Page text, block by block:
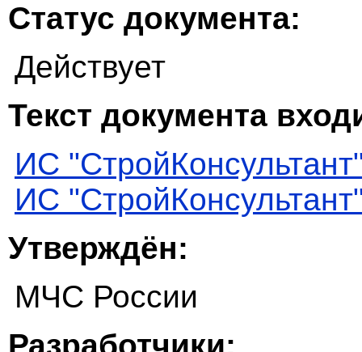
Статус документа:
Действует
Текст документа
ИС
ИС
Утверждён:
МЧС России